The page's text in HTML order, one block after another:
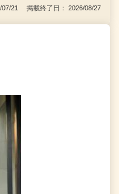
07/21 掲載終了日： 2026/08/27